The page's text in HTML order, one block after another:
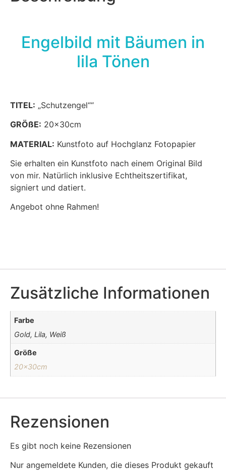
Engelbild mit Bäumen in
lila Tönen
TITEL: „Schutzengel““
GRÖßE: 20x30cm
MATERIAL: Kunstfoto auf Hochglanz Fotopapier
Sie erhalten ein Kunstfoto nach einem Original Bild
von mir. Natürlich inklusive Echtheitszertifikat,
signiert und datiert.
Angebot ohne Rahmen!
Zusätzliche Informationen
Farbe
Gold, Lila, Weiß
Größe
20x30cm
Rezensionen
Es gibt noch keine Rezensionen
Nur angemeldete Kunden, die dieses Produkt gekauft